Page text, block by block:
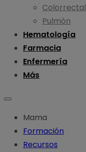
Colorrectal
Pulmón
Hematología
Farmacia
Enfermería
Más
Mama
Formación
Recursos